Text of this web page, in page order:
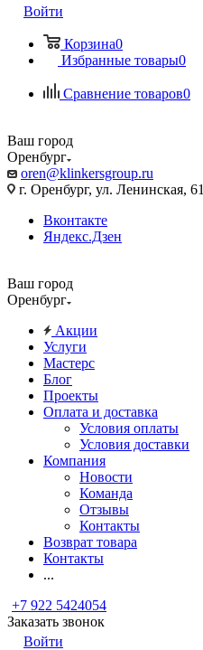
Войти
Корзина0
Избранные товары0
Сравнение товаров0
Ваш город
Оренбург
oren@klinkersgroup.ru
г. Оренбург, ул. Ленинская, 61
Вконтакте
Яндекс.Дзен
Ваш город
Оренбург
Акции
Услуги
Мастерс
Блог
Проекты
Оплата и доставка
Условия оплаты
Условия доставки
Компания
Новости
Команда
Отзывы
Контакты
Возврат товара
Контакты
...
+7 922 5424054
Заказать звонок
Войти